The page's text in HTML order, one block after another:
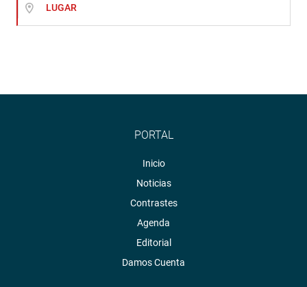
LUGAR
PORTAL
Inicio
Noticias
Contrastes
Agenda
Editorial
Damos Cuenta